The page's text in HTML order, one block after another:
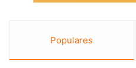
Populares